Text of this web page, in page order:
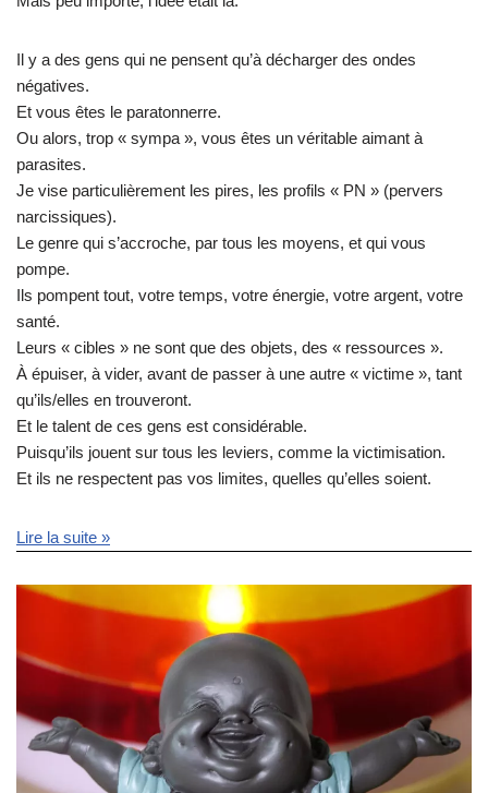
Il y a des gens qui ne pensent qu’à décharger des ondes
négatives.
Et vous êtes le paratonnerre.
Ou alors, trop « sympa », vous êtes un véritable aimant à
parasites.
Je vise particulièrement les pires, les profils « PN » (pervers
narcissiques).
Le genre qui s’accroche, par tous les moyens, et qui vous
pompe.
Ils pompent tout, votre temps, votre énergie, votre argent, votre
santé.
Leurs « cibles » ne sont que des objets, des « ressources ».
À épuiser, à vider, avant de passer à une autre « victime », tant
qu’ils/elles en trouveront.
Et le talent de ces gens est considérable.
Puisqu’ils jouent sur tous les leviers, comme la victimisation.
Et ils ne respectent pas vos limites, quelles qu’elles soient.
Lire la suite »